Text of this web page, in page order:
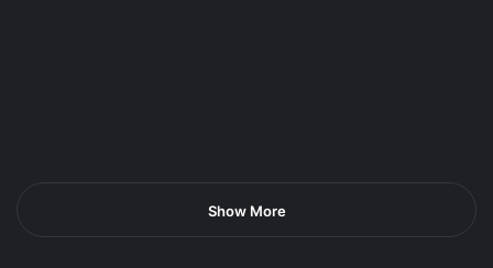
Show More